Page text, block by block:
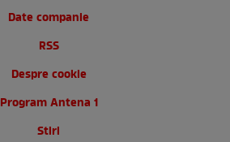
Date companie
RSS
Despre cookie
Program Antena 1
Stiri